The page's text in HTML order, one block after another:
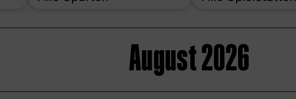
August 2026